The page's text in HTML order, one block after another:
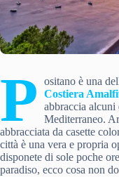
P
ositano è una
Costiera
abbraccia alcuni
Mediterraneo.
abbracciata da casette
città è una vera e propria
disponete di sole poche
paradiso, ecco cosa non